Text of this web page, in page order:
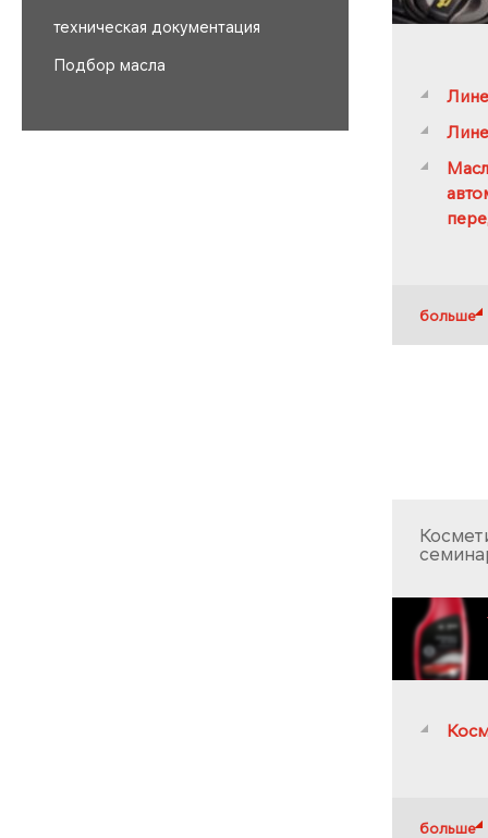
техническая документация
Подбор масла
больше
больше